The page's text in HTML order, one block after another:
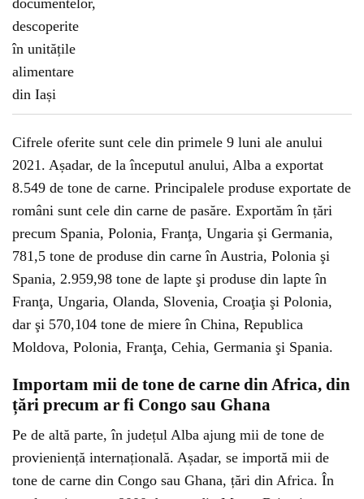
Cifrele oferite sunt cele din primele 9 luni ale anului
2021. Așadar, de la începutul anului, Alba a exportat
8.549 de tone de carne. Principalele produse exportate de
români sunt cele din carne de pasăre. Exportăm în țări
precum Spania, Polonia, Franţa, Ungaria şi Germania,
781,5 tone de produse din carne în Austria, Polonia şi
Spania, 2.959,98 tone de lapte şi produse din lapte în
Franţa, Ungaria, Olanda, Slovenia, Croaţia şi Polonia,
dar şi 570,104 tone de miere în China, Republica
Moldova, Polonia, Franţa, Cehia, Germania şi Spania.
Importam mii de tone de carne din Africa, din
țări precum ar fi Congo sau Ghana
Pe de altă parte, în județul Alba ajung mii de tone de
provieniență internațională. Așadar, se importă mii de
tone de carne din Congo sau Ghana, țări din Africa. În